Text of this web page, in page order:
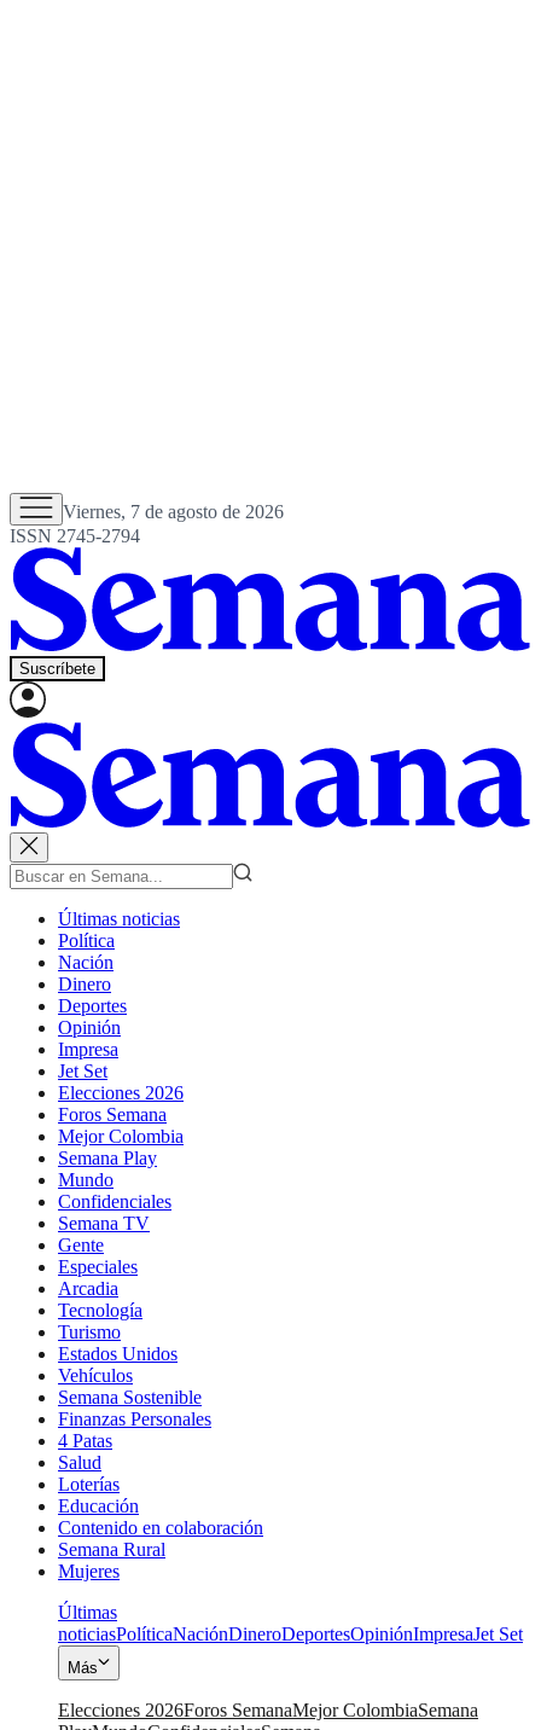
Viernes, 7 de agosto de 2026
ISSN 2745-2794
Suscríbete
Últimas noticias
Política
Nación
Dinero
Deportes
Opinión
Impresa
Jet Set
Elecciones 2026
Foros Semana
Mejor Colombia
Semana Play
Mundo
Confidenciales
Semana TV
Gente
Especiales
Arcadia
Tecnología
Turismo
Estados Unidos
Vehículos
Semana Sostenible
Finanzas Personales
4 Patas
Salud
Loterías
Educación
Contenido en colaboración
Semana Rural
Mujeres
Últimas
noticiasPolíticaNaciónDineroDeportesOpiniónImpresaJet Set
Más
Elecciones 2026Foros SemanaMejor ColombiaSemana